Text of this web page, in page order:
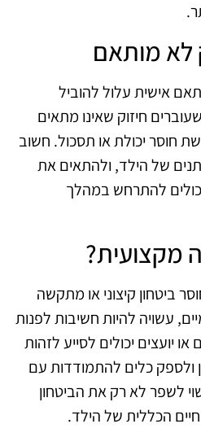
לא מותאם
אישית עלול להוביל
חיזוק שאינו מתאים
חוסר יכולת או תסכול. חשוב
של הילד, ולהתאים את
להתרחש במהלך
מקצועית?
ביטחון קיצוני או מתקשה
עשויה להיות חשיבות לפנות
יועצים יכולים לסייע לזהות
ולספק כלים להתמודדות עם
לשפר לא רק את הביטחון
הכללית של הילד.